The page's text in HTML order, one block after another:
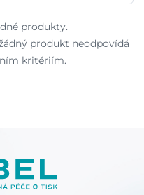
produkty.
produkt neodpovídá
kritériím.